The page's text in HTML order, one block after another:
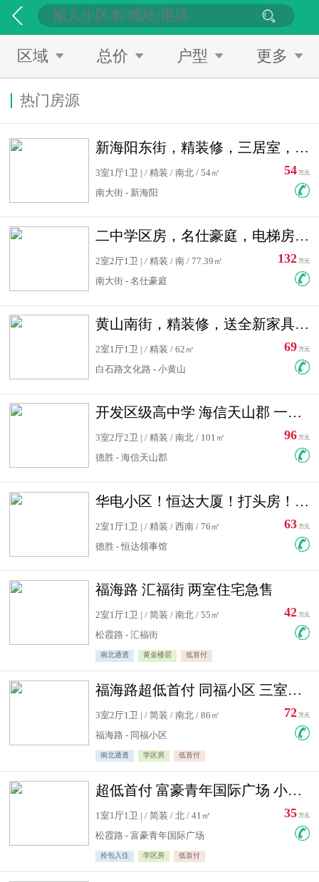
区域 总价 户型 更多
热门房源
新海阳东街，精装修，三居室，南北通透，拎包入住，单价低
3室1厅1卫 | / 精装 / 南北 / 54㎡
南大街 - 新海阳
54 万元
二中学区房，名仕豪庭，电梯房，双南卧室，单价低，急售
2室2厅1卫 | / 精装 / 南 / 77.39㎡
南大街 - 名仕豪庭
132 万元
黄山南街，精装修，送全新家具，看房有钥匙，实用面积大
2室1厅1卫 | / 精装 / 62㎡
白石路文化路 - 小黄山
69 万元
开发区级高中学 海信天山郡 一手合同没有税！ 送车位
3室2厅2卫 | / 精装 / 南北 / 101㎡
德胜 - 海信天山郡
96 万元
华电小区！恒达大厦！打头房！精装修！可低首付！随时看房！
2室1厅1卫 | / 精装 / 西南 / 76㎡
德胜 - 恒达领事馆
63 万元
福海路 汇福街 两室住宅急售
2室1厅1卫 | / 简装 / 南北 / 55㎡
松霞路 - 汇福街
南北通透 黄金楼层 低首付
42 万元
福海路超低首付 同福小区 三室住宅急售
3室2厅1卫 | / 简装 / 南北 / 86㎡
福海路 - 同福小区
南北通透 学区房 低首付
72 万元
超低首付 富豪青年国际广场 小高层住宅急售
1室1厅1卫 | / 简装 / 北 / 41㎡
松霞路 - 富豪青年国际广场
拎包入住 学区房 低首付
35 万元